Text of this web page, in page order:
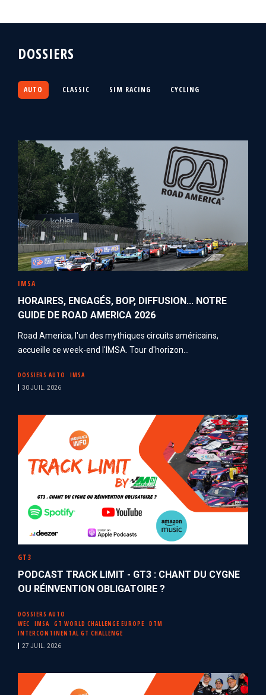
DOSSIERS
AUTO CLASSIC SIM RACING CYCLING
IMSA
HORAIRES, ENGAGÉS, BOP, DIFFUSION... NOTRE
GUIDE DE ROAD AMERICA 2026
Road America, l'un des mythiques circuits américains,
accueille ce week-end l'IMSA. Tour d'horizon...
DOSSIERS AUTO IMSA
30 JUIL. 2026
GT3
PODCAST TRACK LIMIT - GT3 : CHANT DU CYGNE
OU RÉINVENTION OBLIGATOIRE ?
DOSSIERS AUTO
WEC
IMSA GT WORLD CHALLENGE EUROPE
DTM
INTERCONTINENTAL GT CHALLENGE
27 JUIL. 2026